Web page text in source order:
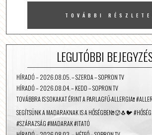
TOVÁBBI
LEGUTÓBBI
HÍRADÓ – 2026.08.05. – SZERDA – SOPRON TV
HÍRADÓ – 2026.08.04. – KEDD – SOPRON TV
TOVÁBBRA IS SOKAKAT ÉRINT A PARLAGFŰ-ALLERGIA❗️
SEGÍTSÜNK A MADARAKNAK IS A HŐSÉGBEN❗️🥵🐧🐦
#SZÁRAZSÁG #MADARAK #ITATÓ